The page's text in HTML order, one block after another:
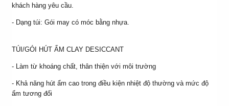
khách hàng yêu cầu.
- Dạng túi: Gói may có móc bằng nhựa.
TÚI/GÓI HÚT ẨM CLAY DESICCANT
- Làm từ khoáng chất, thân thiện với môi trường
- Khả năng hút ẩm cao trong điều kiện nhiệt độ thường và mức độ
ẩm tương đối